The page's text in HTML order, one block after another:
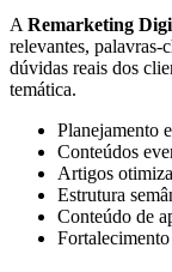
A Remarketing
relevantes, palavras-
dúvidas reais dos
temática.
Planejamento
Conteúdos
Artigos
Estrutura
Conteúdo de